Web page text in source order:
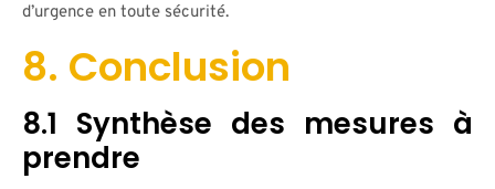
d’urgence en toute sécurité.
8. Conclusion
8.1 Synthèse des mesures à
prendre